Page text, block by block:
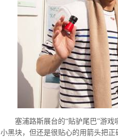
塞浦路斯展台的“贴驴尾巴”游戏
小黑块，但还是很贴心的用箭头把